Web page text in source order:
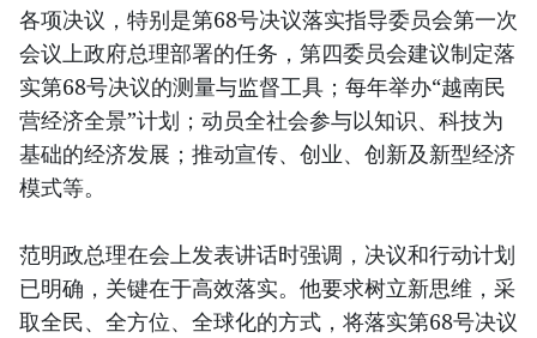
各项决议，特别是第68号决议落实指导委员会第一次
会议上政府总理部署的任务，第四委员会建议制定落
实第68号决议的测量与监督工具；每年举办“越南民
营经济全景”计划；动员全社会参与以知识、科技为
基础的经济发展；推动宣传、创业、创新及新型经济
模式等。
范明政总理在会上发表讲话时强调，决议和行动计划
已明确，关键在于高效落实。他要求树立新思维，采
取全民、全方位、全球化的方式，将落实第68号决议